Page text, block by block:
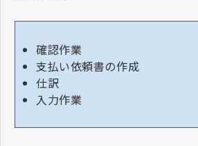
確認作業
支払い依頼書の作成
仕訳
入力作業